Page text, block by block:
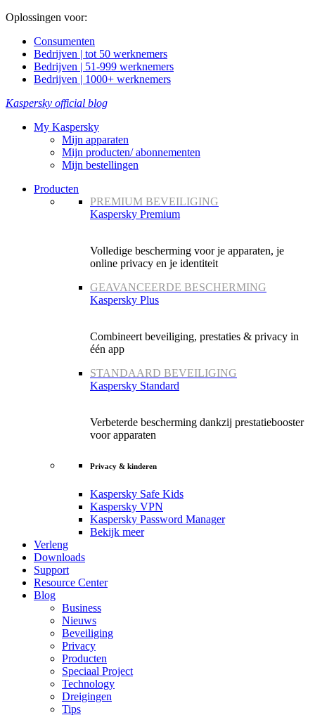
Oplossingen voor:
Consumenten
Bedrijven | tot 50 werknemers
Bedrijven | 51-999 werknemers
Bedrijven | 1000+ werknemers
Kaspersky official blog
My Kaspersky
Mijn apparaten
Mijn producten/ abonnementen
Mijn bestellingen
Producten
PREMIUM BEVEILIGING
Kaspersky Premium
Volledige bescherming voor je apparaten, je
online privacy en je identiteit
GEAVANCEERDE BESCHERMING
Kaspersky Plus
Combineert beveiliging, prestaties & privacy in
één app
STANDAARD BEVEILIGING
Kaspersky Standard
Verbeterde bescherming dankzij prestatiebooster
voor apparaten
Privacy & kinderen
Kaspersky Safe Kids
Kaspersky VPN
Kaspersky Password Manager
Bekijk meer
Verleng
Downloads
Support
Resource Center
Blog
Business
Nieuws
Beveiliging
Privacy
Producten
Speciaal Project
Technology
Dreigingen
Tips